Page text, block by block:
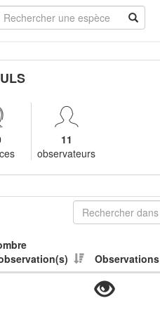
11
observateurs
Observations